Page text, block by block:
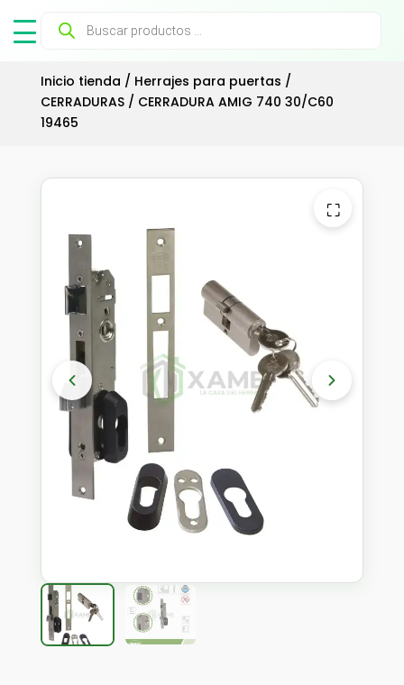
Búsqueda
productos
Inicio tienda / Herrajes para puertas /
CERRADURAS/ CERRADURA AMIG 740 30/C60
19465
⛶